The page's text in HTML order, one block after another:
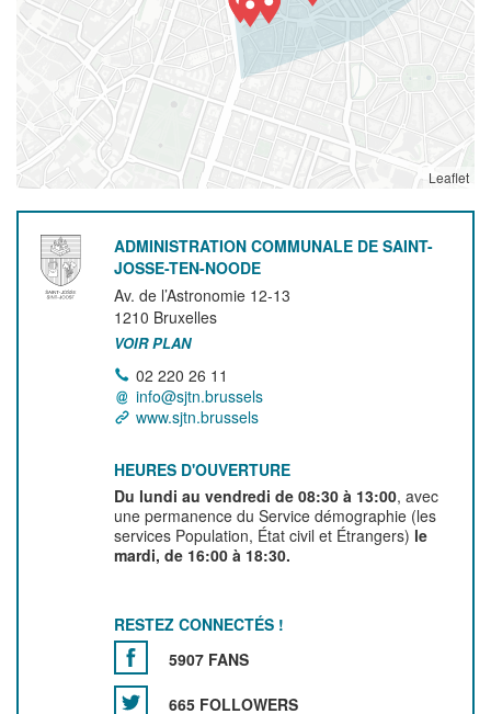
Leaflet
ADMINISTRATION COMMUNALE DE SAINT-
JOSSE-TEN-NOODE
Av. de l’Astronomie 12-13
1210 Bruxelles
VOIR PLAN
02 220 26 11
info@sjtn.brussels
www.sjtn.brussels
HEURES D'OUVERTURE
Du lundi au vendredi de 08:30 à 13:00, avec
une permanence du Service démographie (les
services Population, État civil et Étrangers) le
mardi, de 16:00 à 18:30.
RESTEZ CONNECTÉS !
5907 FANS
665 FOLLOWERS